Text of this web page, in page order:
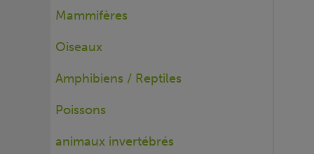
Mammifères
Oiseaux
Amphibiens / Reptiles
Poissons
animaux invertébrés